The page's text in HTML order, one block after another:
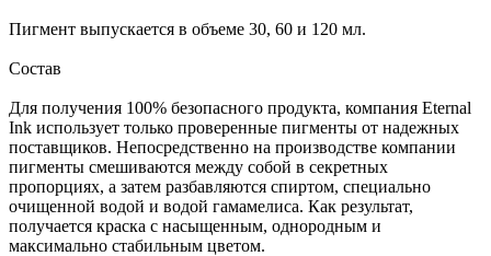
Пигмент выпускается в объеме 30, 60 и 120 мл.
Состав
Для получения 100% безопасного продукта, компания Eternal
Ink использует только проверенные пигменты от надежных
поставщиков. Непосредственно на производстве компании
пигменты смешиваются между собой в секретных
пропорциях, а затем разбавляются спиртом, специально
очищенной водой и водой гамамелиса. Как результат,
получается краска с насыщенным, однородным и
максимально стабильным цветом.